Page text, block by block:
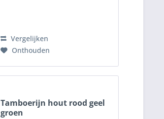
Vergelijken
Onthouden
Tamboerijn hout rood geel
groen